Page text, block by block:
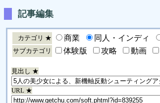
記事編集
カテゴリ ★ 商業 同人・インディ
サブカテゴリ 体験版 攻略 動画
見出し ★
URL ★